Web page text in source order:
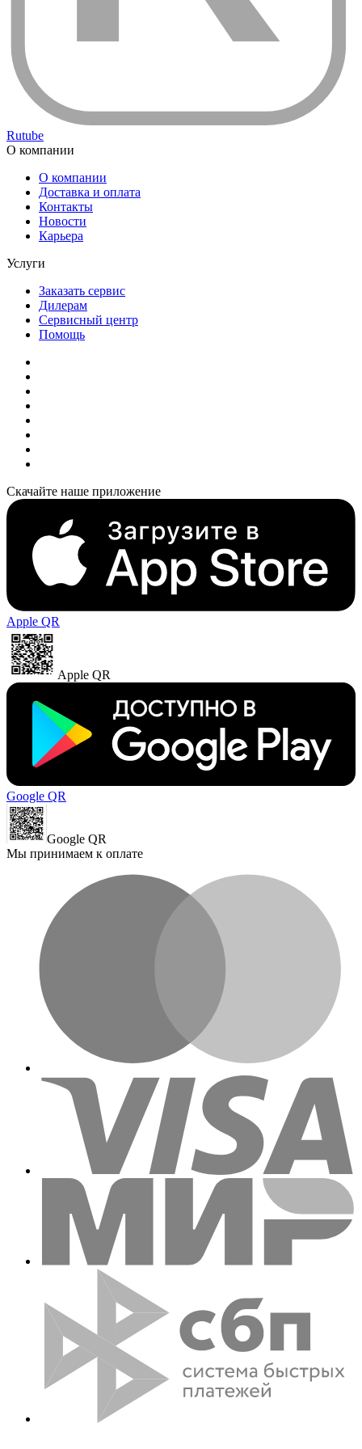
Rutube
О компании
О компании
Доставка и оплата
Контакты
Новости
Карьера
Услуги
Заказать сервис
Дилерам
Сервисный центр
Помощь
Скачайте наше приложение
Apple QR
Apple QR
Google QR
Google QR
Мы принимаем к оплате